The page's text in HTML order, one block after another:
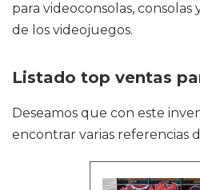
para videoconsolas,
de los videojuegos.
Listado top ventas
Deseamos que con este
encontrar varias referencias